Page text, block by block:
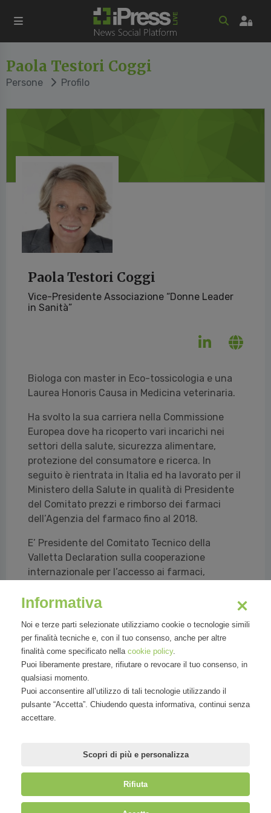
Paola Testori Coggi
Persone Profilo
Paola Testori Coggi
Vice-Presidente Associazione “Donne Leader
in Sanità”
Biologa con master in Eco-tossicologia e una
Laurea Honoris Causa in Medicina veterinaria.
Ha svolto la sua carriera nella Commissione
Europea dove ha ricoperto vari incarichi nei
settori della salute, sicurezza alimentare,
protezione del consumatore e ricerca. In
seguito è rientrata in Italia ed ha lavorato per il
Ministero della Salute in qualità di Presidente
del Comitato prezzi e rimborso dei farmaci
dell’Agenzia del farmaco fino al 2018.
E’ Presidente del Comitato Tecnico della
Valletta Declaration sulla cooperazione
internazionale per l’accesso ai farmaci,
europei del Collegio Europeo di Parma e
Scienze della Vita ALISEI in qualità di Special
Advisor. Inoltre, è Membro dell’Advisory
Committee dell’European Health Forum
Gastein e Portavoce dell’Associazione civica
Per l’Italia con l’Europa che promuove i valori e
le politiche dell’Unione Europea.
Mirandola Comunicazione S.r.l.| P.IVA IT09580130962 | Cap. Soc.
Informativa
Noi e terze parti selezionate utilizziamo cookie o tecnologie simili
per finalità tecniche e, con il tuo consenso, anche per altre
finalità come specificato nella cookie policy.
Puoi liberamente prestare, rifiutare o revocare il tuo consenso, in
qualsiasi momento.
Puoi acconsentire all’utilizzo di tali tecnologie utilizzando il
pulsante “Accetta”. Chiudendo questa informativa, continui senza
accettare.
Scopri di più e personalizza
Rifiuta